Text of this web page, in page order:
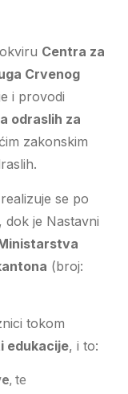
Centra za
Crvenog
i provodi
odraslih za
zakonskim
se po
, dok je Nastavni
(broj:
tokom
edukacije, i to:
, te